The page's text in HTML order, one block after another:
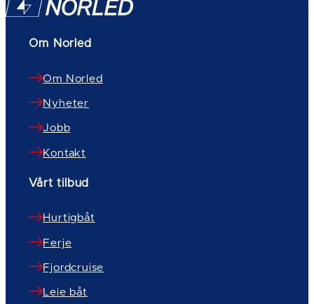
Om Norled
Om Norled
Nyheter
Jobb
Kontakt
Vårt tilbud
Hurtigbåt
Ferje
Fjordcruise
Leie båt